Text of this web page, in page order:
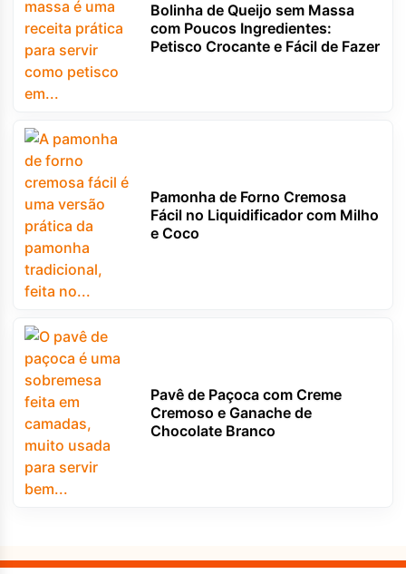
Bolinha de Queijo sem Massa
com Poucos Ingredientes:
Petisco Crocante e Fácil de Fazer
Pamonha de Forno Cremosa
Fácil no Liquidificador com Milho
e Coco
Pavê de Paçoca com Creme
Cremoso e Ganache de
Chocolate Branco